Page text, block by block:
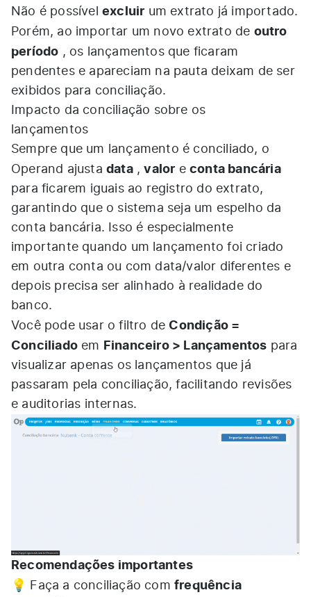
Não é possível excluir um extrato já importado.
Porém, ao importar um novo extrato de outro
período , os lançamentos que ficaram
pendentes e apareciam na pauta deixam de ser
exibidos para conciliação.
Impacto da conciliação sobre os
lançamentos
Sempre que um lançamento é conciliado, o
Operand ajusta data,valor econta bancária
para ficarem iguais ao registro do extrato,
garantindo que o sistema seja um espelho da
conta bancária. Isso é especialmente
importante quando um lançamento foi criado
em outra conta ou com data/valor diferentes e
depois precisa ser alinhado à realidade do
banco.
Você pode usar o filtro de Condição =
Conciliado em Financeiro > Lançamentos para
visualizar apenas os lançamentos que já
passaram pela conciliação, facilitando revisões
e auditorias internas.
Recomendações importantes
💡 Faça a conciliação com frequência